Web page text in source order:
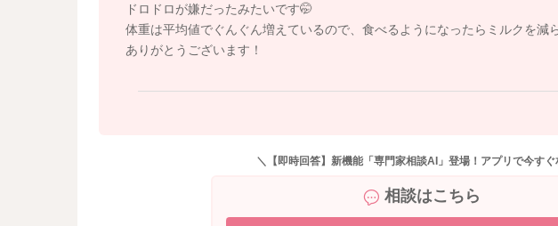
生まれた頃からミルクでもむせやすかったとのことなので、もともと飲み込
あるかもしれませんね。
・水分やミルクでもよくむせる
ドロドロが嫌だったみたいです🤭
体重は平均値でぐんぐん増えているので、食べるようになったらミルクを減
ありがとうございます！
＼【即時回答】新機能「専門家相談AI」登場！アプリで今すぐ
相談はこちら